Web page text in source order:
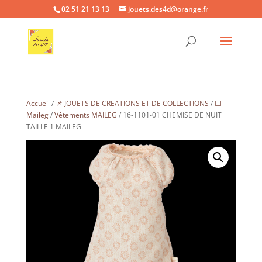
02 51 21 13 13 jouets.des4d@orange.fr
Accueil / 📌 JOUETS DE CREATIONS ET DE COLLECTIONS / ⬜
Maileg/Vêtements MAILEG / 16-1101-01 CHEMISE DE NUIT
TAILLE 1 MAILEG